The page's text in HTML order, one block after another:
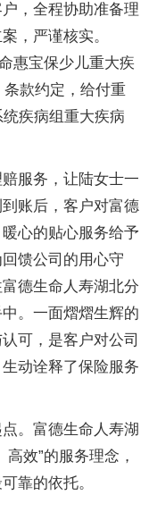
，全程协助准备理
，严谨核实。
惠宝保少儿重大疾
款约定，给付重
疾病组重大疾病
服务，让陆女士一
账后，客户对富德
心的贴心服务给予
馈公司的用心守
德生命人寿湖北分
。一面熠熠生辉的
可，是客户对公司
动诠释了保险服务
。富德生命人寿湖
效”的服务理念，
靠的依托。